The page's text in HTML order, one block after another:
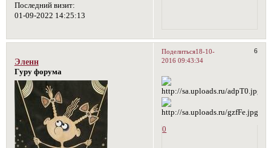
Последний визит:
01-09-2022 14:25:13
Поделиться 6
18-10-
2016 09:43:34
Эленн
Гуру форума
0